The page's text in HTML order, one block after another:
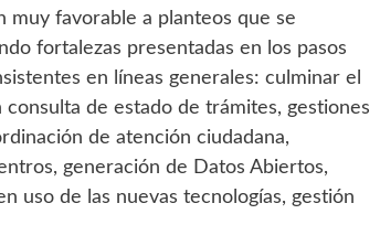
muy favorable a planteos que se
fortalezas presentadas en los pasos
en líneas generales: culminar el
de estado de trámites, gestiones
de atención ciudadana,
generación de Datos Abiertos,
uso de las nuevas tecnologías, gestión